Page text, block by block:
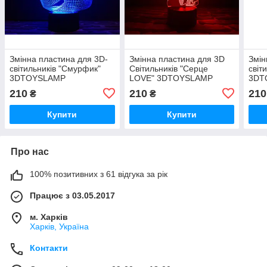
Змінна пластина для 3D-
світильників "Смурфик"
3DTOYSLAMP
210 ₴
Купити
Змінна пластина для 3D
Світильників "Серце
LOVE" 3DTOYSLAMP
210₴
Купити
210
Про нас
100% позитивних з 61 відгука за рік
Працює з 03.05.2017
м. Харків
Харків, Україна
Контакти